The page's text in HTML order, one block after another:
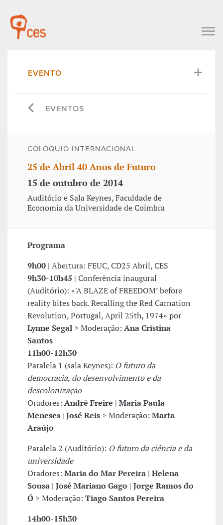
EVENTO
EVENTOS
COLÓQUIO INTERNACIONAL
25 de Abril 40 Anos de Futuro
15 de outubro de 2014
Auditório e Sala Keynes, Faculdade de
Economia da Universidade de Coimbra
Programa
9h00 | Abertura: FEUC, CD25 Abril, CES
9h30-10h45 | Conferência inaugural
(Auditório): «'A BLAZE of FREEDOM’ before
reality bites back. Recalling the Red Carnation
Revolution, Portugal, April 25th, 1974» por
Lynne Segal > Moderação: Ana Cristina
Santos
11h00-12h30
Paralela 1 (sala Keynes): O futuro da
democracia, do desenvolvimento e da
descolonização
Oradores: André Freire | Maria Paula
Meneses | José Reis > Moderação: Marta
Araújo
Paralela 2 (Auditório): O futuro da ciência e da
universidade
Oradores: Maria do Mar Pereira | Helena
Sousa | José Mariano Gago | Jorge Ramos do
Ó > Moderação: Tiago Santos Pereira
14h00-15h30